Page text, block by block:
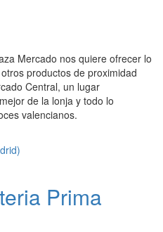
Mercado nos quiere ofrecer lo
productos de proximidad
Central, un lugar
de la lonja y todo lo
valencianos.
Prima